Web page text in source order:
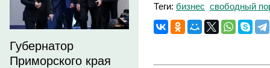
Губернатор
Приморского края
Теги: бизнес свободный